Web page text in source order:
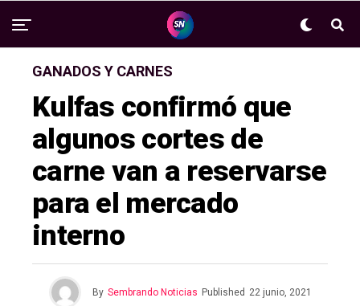
GANADOS Y CARNES
Kulfas confirmó que
algunos cortes de
carne van a reservarse
para el mercado
interno
By Sembrando Noticias Published 22 junio, 2021